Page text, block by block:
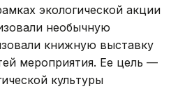
экологической акции
необычную
книжную выставку
мероприятия. Ее цель —
культуры